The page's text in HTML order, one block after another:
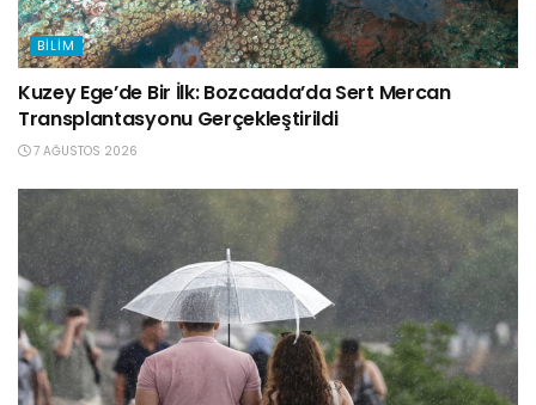
BILIM
Kuzey Ege’de Bir İlk: Bozcaada’da Sert Mercan
Transplantasyonu Gerçekleştirildi
7 AĞUSTOS 2026